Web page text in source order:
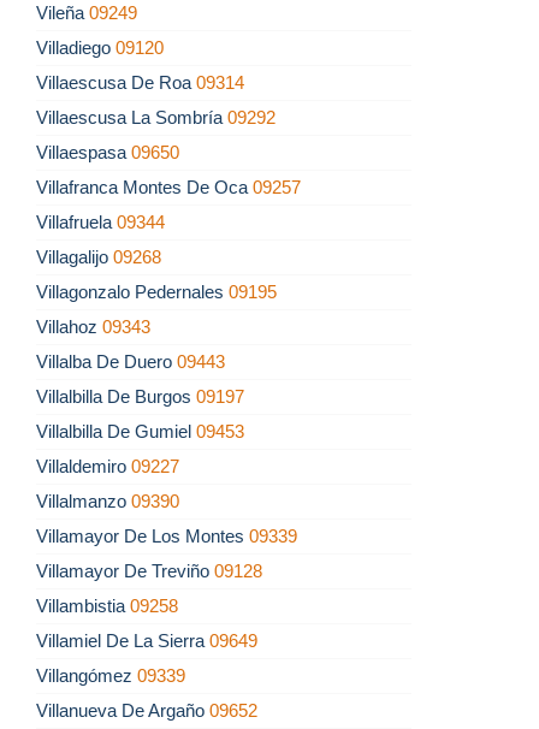
Vileña 09249
Villadiego 09120
Villaescusa De Roa 09314
Villaescusa La Sombría 09292
Villaespasa 09650
Villafranca Montes De Oca 09257
Villafruela 09344
Villagalijo 09268
Villagonzalo Pedernales 09195
Villahoz 09343
Villalba De Duero 09443
Villalbilla De Burgos 09197
Villalbilla De Gumiel 09453
Villaldemiro 09227
Villalmanzo 09390
Villamayor De Los Montes 09339
Villamayor De Treviño 09128
Villambistia 09258
Villamiel De La Sierra 09649
Villangómez 09339
Villanueva De Argaño 09652